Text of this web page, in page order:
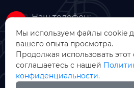
Наш телефон:
+86-18072111115
Мы используем файлы cookie
вашего опыта просмотра.
Продолжая использовать этот
соглашаетесь с нашей
конфиденциальности.